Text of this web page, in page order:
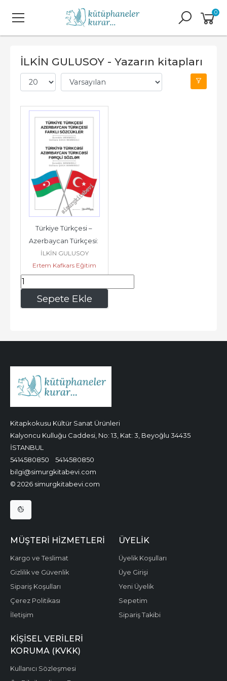
0
İLKİN GULUSOY - Yazarın kitapları
Sepete Ekle
Türkiye Türkçesi –
Azerbaycan Türkçesi:
Farklı Sözcükler -
2026
İLKİN GULUSOY
Ertem Kafkars Eğitim
Yayınları
195,00
Kitapkokusu Kültür Sanat Ürünleri
Kalyoncu Kulluğu Caddesi, No: 13, Kat: 3, Beyoğlu 34435
İSTANBUL
5414580850
5414580850
bilgi@simurgkitabevi.com
© 2026 simurgkitabevi.com
MÜŞTERI HIZMETLERI
Kargo ve Teslimat
Gizlilik ve Güvenlik
Sipariş Koşulları
Çerez Politikası
İletişim
ÜYELIK
Üyelik Koşulları
Üye Girişi
Yeni Üyelik
Sepetim
Sipariş Takibi
KIŞISEL VERILERI
KORUMA (KVKK)
Kullanıcı Sözleşmesi